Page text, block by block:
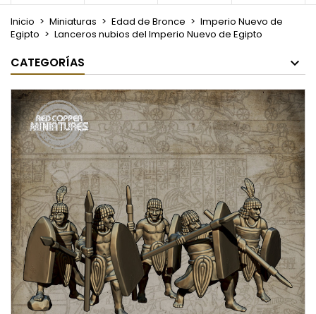
Inicio Miniaturas Edad de Bronce
Imperio Nuevo de
Egipto
Lanceros nubios del Imperio Nuevo de Egipto
CATEGORÍAS